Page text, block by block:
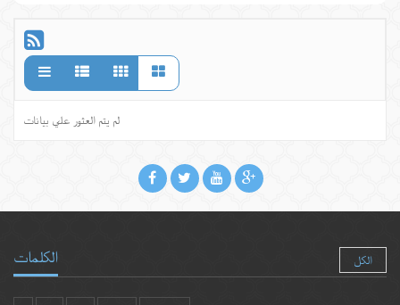
لم يتم العثور علي بيانات
الكلمات الكل